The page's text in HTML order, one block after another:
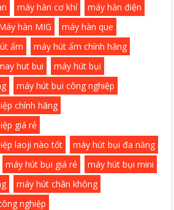
máy hàn cơ khí
máy hàn điện
hàn MIG
máy hàn que
ẩm
máy hút ẩm chính hãng
hut bui
máy hút bụi
máy hút bụi công nghiệp
chính hãng
giá rẻ
laoji nào tốt
máy hút bụi đa năng
máy hút bụi giá rẻ
máy hút bụi mini
máy hút chân không
nghiệp